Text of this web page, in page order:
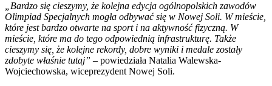
„Bardzo się cieszymy, że kolejna edycja ogólnopolskich zawodów
Olimpiad Specjalnych mogła odbywać się w Nowej Soli. W mieście,
które jest bardzo otwarte na sport i na aktywność fizyczną. W
mieście, które ma do tego odpowiednią infrastrukturę. Także
cieszymy się, że kolejne rekordy, dobre wyniki i medale zostały
zdobyte właśnie tutaj” – powiedziała Natalia Walewska-
Wojciechowska, wiceprezydent Nowej Soli.